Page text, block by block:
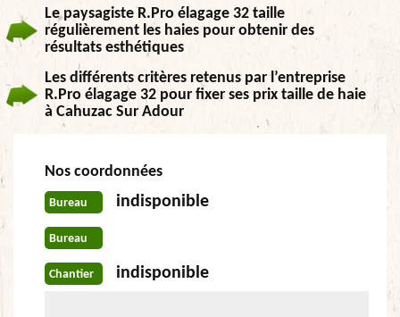
Le paysagiste R.Pro élagage 32 taille
régulièrement les haies pour obtenir des
résultats esthétiques
Les différents critères retenus par l’entreprise
R.Pro élagage 32 pour fixer ses prix taille de haie
à Cahuzac Sur Adour
Nos coordonnées
Bureau indisponible
Bureau
Chantier indisponible